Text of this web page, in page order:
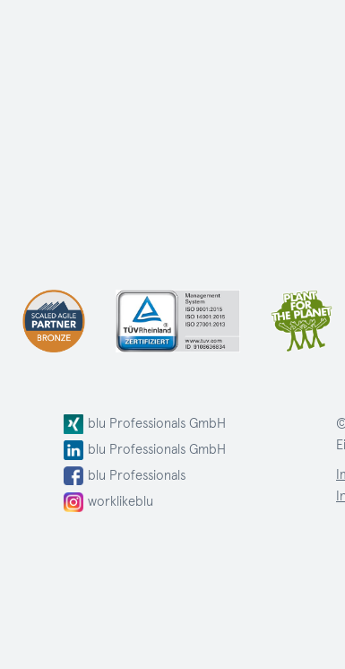
blu Professionals GmbH
blu Professionals GmbH
blu Professionals
worklikeblu